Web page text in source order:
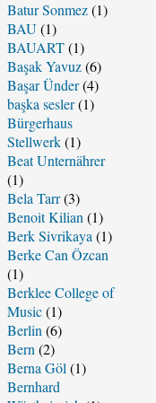
Batur Sonmez(1)
BAU (1)
BAUART(1)
Başak Yavuz(6)
Başar Ünder(4)
başka sesler(1)
Bürgerhaus
Stellwerk(1)
Beat Unternährer
(1)
Bela Tarr(3)
Benoit Kilian (1)
Berk Sivrikaya (1)
Berke Can Özcan
(1)
Berklee College of
Music(1)
Berlin (6)
Bern (2)
Berna Göl (1)
Bernhard